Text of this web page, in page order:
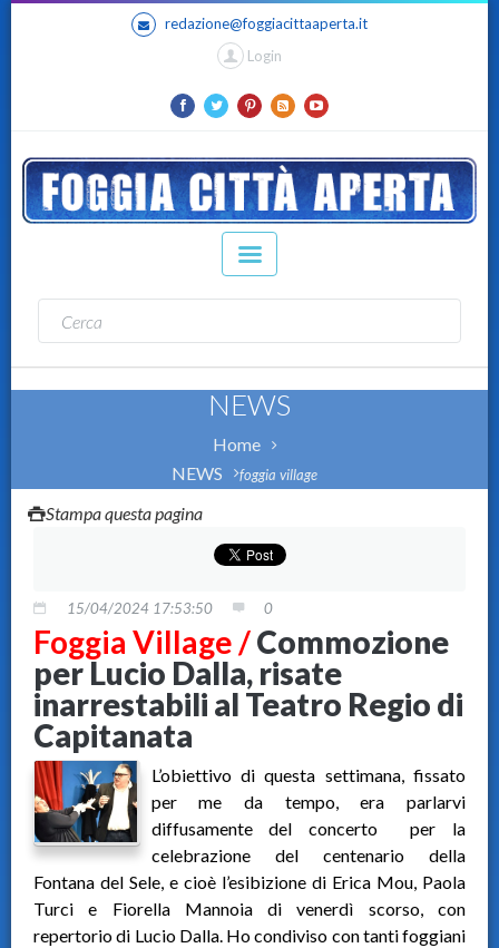
redazione@foggiacittaaperta.it
Login
NEWS
Home
NEWS
foggia village
Stampa questa pagina
15/04/2024 17:53:50 0
Foggia Village /Commozione
per Lucio Dalla, risate
inarrestabili al Teatro Regio di
Capitanata
L’obiettivo di questa settimana, fissato
per me da tempo, era parlarvi
diffusamente del concerto per la
celebrazione del centenario della
Fontana del Sele, e cioè l’esibizione di Erica Mou, Paola
Turci e Fiorella Mannoia di venerdì scorso, con
repertorio di Lucio Dalla. Ho condiviso con tanti foggiani